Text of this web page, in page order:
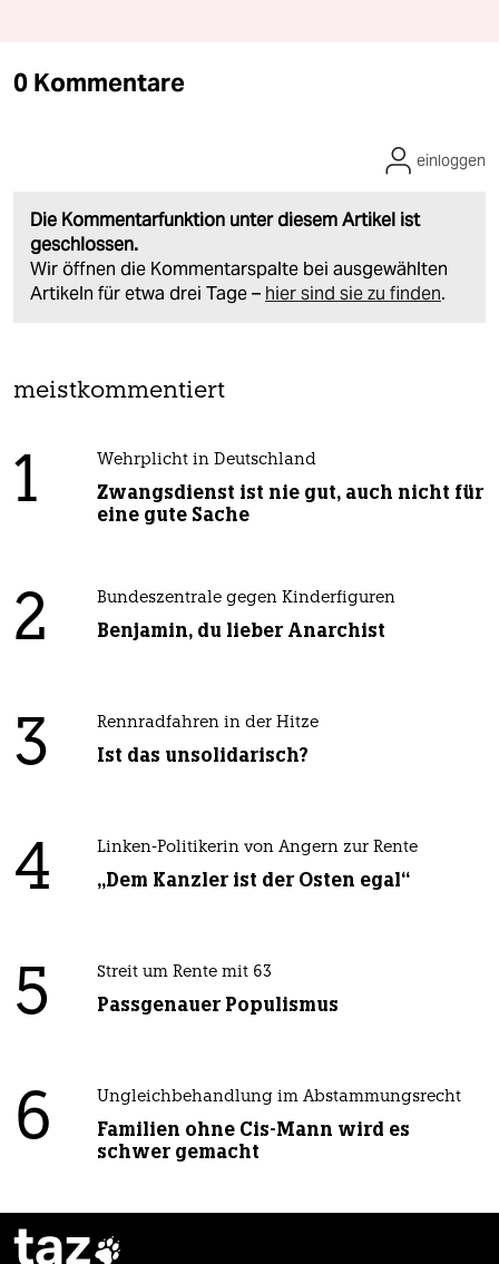
0 Kommentare
Die Kommentarfunktion unter diesem Artikel ist
geschlossen.
Wir öffnen die Kommentarspalte bei ausgewählten
Artikeln für etwa drei Tage – hier sind sie zu finden.
einloggen
meistkommentiert
1 Wehrplicht in Deutschland
Zwangsdienst ist nie gut, auch nicht für
eine gute Sache
2 Bundeszentrale gegen Kinderfiguren
Benjamin, du lieber Anarchist
3 Rennradfahren in der Hitze
Ist das unsolidarisch?
4 Linken-Politikerin von Angern zur Rente
„Dem Kanzler ist der Osten egal“
5 Streit um Rente mit 63
Passgenauer Populismus
6 Ungleichbehandlung im Abstammungsrecht
Familien ohne Cis-Mann wird es
schwer gemacht
taz